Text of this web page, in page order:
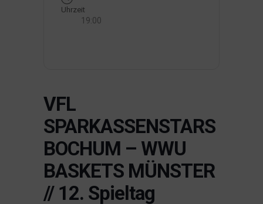
Uhrzeit
19:00
VFL
SPARKASSENSTARS
BOCHUM – WWU
BASKETS MÜNSTER
// 12. Spieltag